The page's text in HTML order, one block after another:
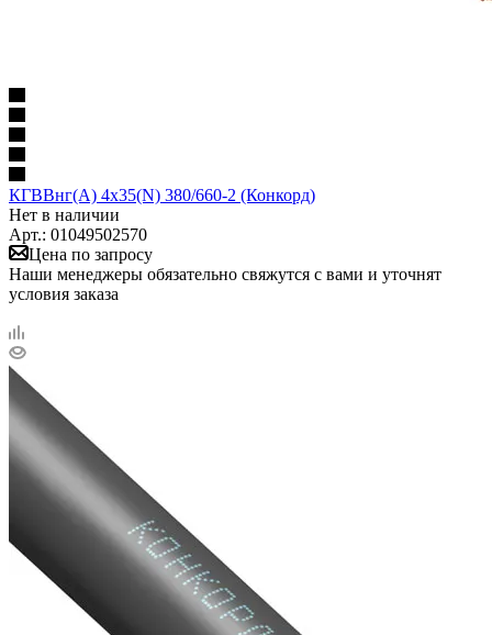
КГВВнг(А) 4x35(N) 380/660-2 (Конкорд)
Нет в наличии
Арт.: 01049502570
Цена по запросу
Наши менеджеры обязательно свяжутся с вами и уточнят
условия заказа